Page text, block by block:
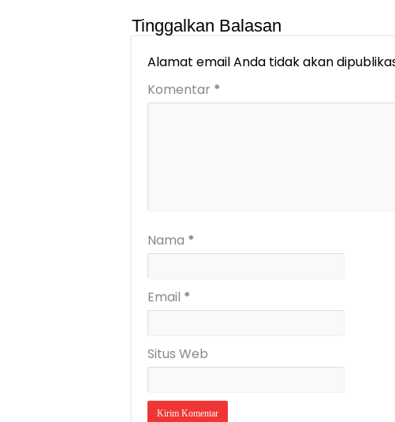
Tinggalkan Balasan
Alamat email Anda tidak akan
Komentar *
Nama *
Email *
Situs Web